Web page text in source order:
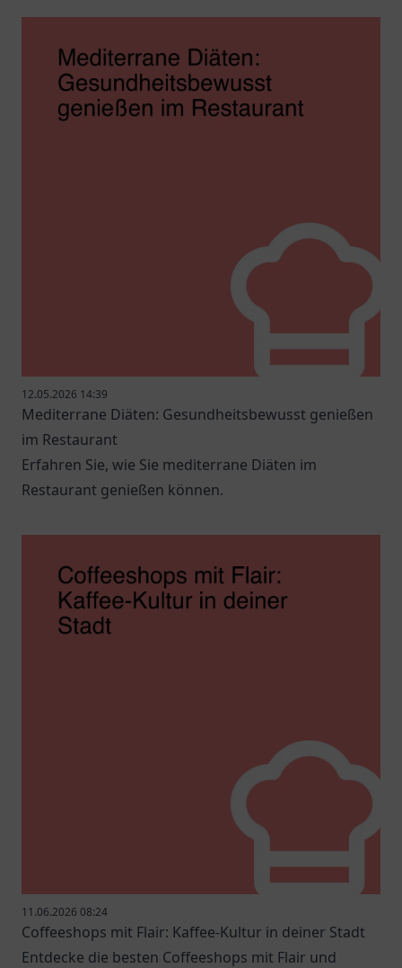
12.05.2026 14:39
Mediterrane Diäten: Gesundheitsbewusst genießen
im Restaurant
Erfahren Sie, wie Sie mediterrane Diäten im
Restaurant genießen können.
11.06.2026 08:24
Coffeeshops mit Flair: Kaffee-Kultur in deiner Stadt
Entdecke die besten Coffeeshops mit Flair und